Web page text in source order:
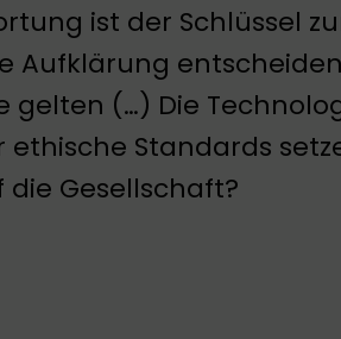
ist der Schlüssel
Aufklärung
gelten (…) Die
Standards
Gesellschaft?